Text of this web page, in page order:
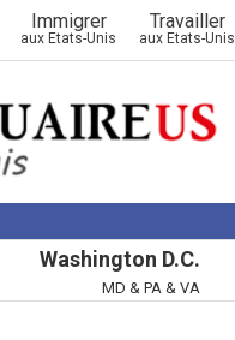
Immigrer
aux Etats-Unis
Travailler
aux Etats-Unis
Washington D.C.
MD & PA & VA